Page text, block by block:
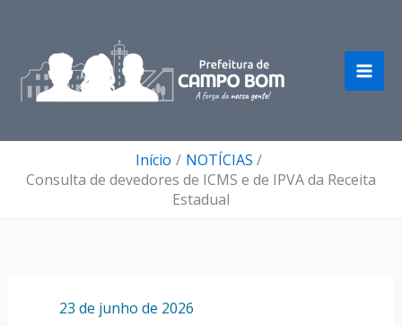
conteúdo
Início
NOTÍCIAS
Consulta de devedores de ICMS e de IPVA da Receita
Estadual
23 de junho de 2026